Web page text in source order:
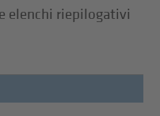
elenchi riepilogativi